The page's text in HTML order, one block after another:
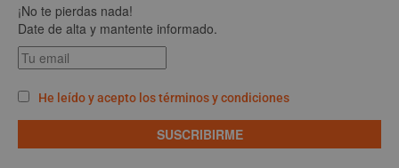
¡No te pierdas nada!
Date de alta y mantente informado.
He leído y acepto los términos y condiciones